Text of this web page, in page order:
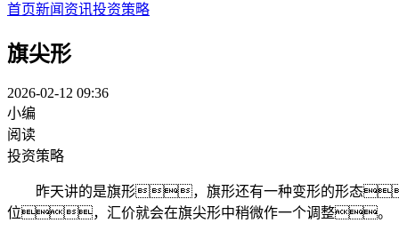
首页新闻资讯投资策略
旗尖形
2026-02-12 09:36
小编
阅读
投资策略
昨天讲的是旗形，旗形还有一种变形的形态
位，汇价就会在旗尖形中稍微作一个调整。